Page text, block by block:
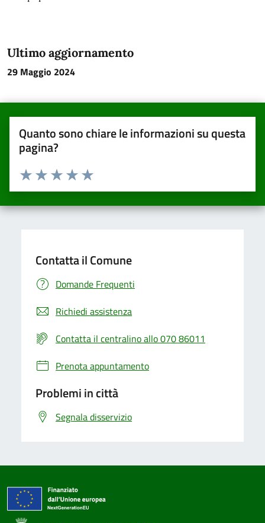
Ultimo aggiornamento
29 Maggio 2024
Quanto sono chiare le informazioni su questa
pagina?
Valuta da 1 a 5 stelle la pagina
Valuta 5 stelle su 5
Valuta 4 stelle su 5
Valuta 3 stelle su 5
Valuta 2 stelle su 5
Valuta una stella su 5
Contatta il Comune
Domande Frequenti
Richiedi assistenza
Contatta il centralino allo 070 86011
Prenota appuntamento
Problemi in città
Segnala disservizio